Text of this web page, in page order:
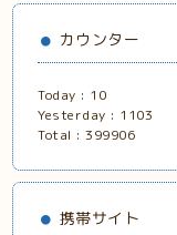
カウンター
Today : 10
Yesterday : 1103
Total : 399906
携帯サイト